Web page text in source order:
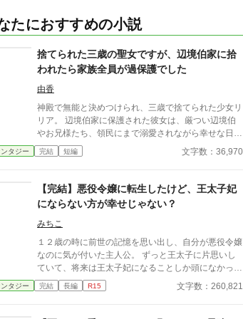
たにおすすめの小説
捨てられた三歳の聖女ですが、辺境伯家に拾
われたら家族全員が過保護でした
由香
神殿で無能と決めつけられ、三歳で捨てられた少女リ
リア。 辺境伯家に保護された彼女は、厳つい辺境伯
やお兄様たち、領民にまで溺愛されながら幸せな日々
を送ることに。 けれど実はリリアは、数百年に一人
現れる伝説級の聖女だった。 これは捨てられた幼女
語。
タジー 完結 短編 文字数：36,970
【完結】悪役令嬢に転生したけど、王太子妃
にならない方が幸せじゃない？
みちこ
１２歳の時に前世の記憶を思い出し、自分が悪役令嬢
なのに気が付いた主人公。 ずっと王太子に片思いし
ていて、将来は王太子妃になることしか頭になかった
主人公だけど、前世の記憶を思い出したことで、王太
子の何が良かったのか疑問に思うようになる 色々と
タジー 完結 長編 R15 文字数：260,821